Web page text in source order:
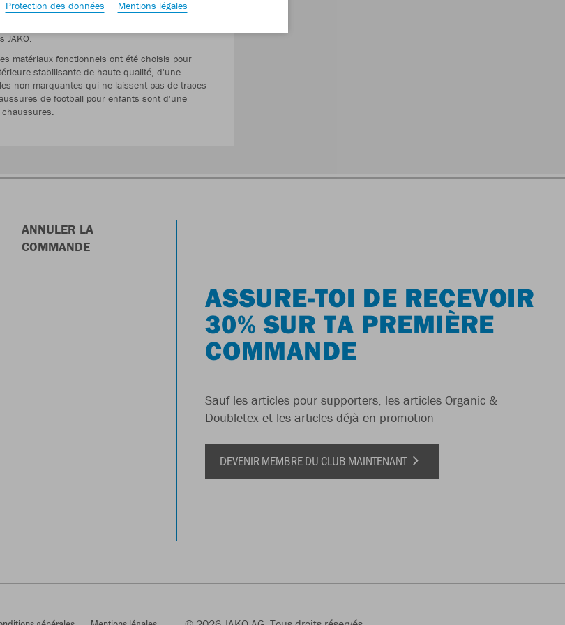
classiques aux chaussures de sport
un look moderne et les éléments de design
matériaux fonctionnels ont été choisis pour
stabilisante de haute qualité, d'une
non marquantes qui ne laissent pas de traces
de football pour enfants sont d'une
ANNULER LA
COMMANDE
ASSURE-TOI DE RECEVOIR
30% SUR TA PREMIÈRE
COMMANDE
Sauf les articles pour supporters, les articles Organic &
Doubletex et les articles déjà en promotion
DEVENIR MEMBRE DU CLUB MAINTENANT
Protection des données Mentions légales